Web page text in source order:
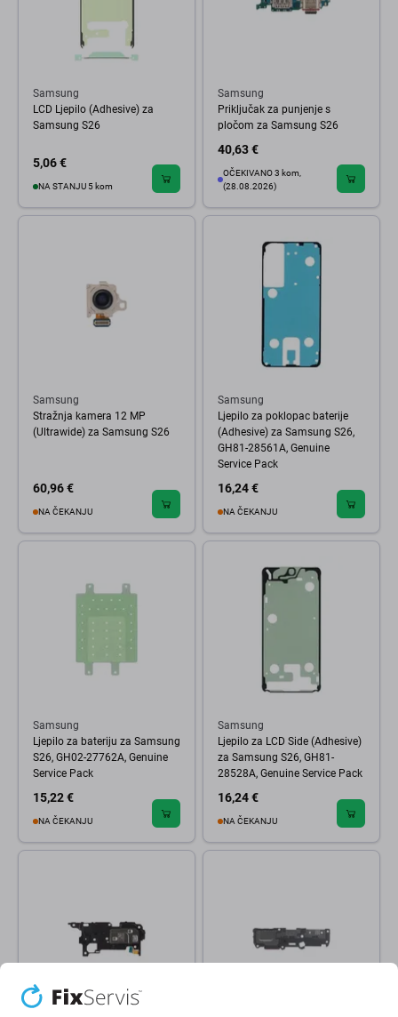
Samsung
LCD Ljepilo (Adhesive) za
Samsung S26
5,06 €
NA STANJU 5 kom
Samsung
Priključak za punjenje s
pločom za Samsung S26
40,63 €
OČEKIVANO 3 kom,
(28.08.2026)
Samsung
Stražnja kamera 12 MP
(Ultrawide) za Samsung S26
60,96 €
NA ČEKANJU
Samsung
Ljepilo za poklopac baterije
(Adhesive) za Samsung S26,
GH81-28561A, Genuine
Service Pack
16,24 €
NA ČEKANJU
Samsung
Ljepilo za bateriju za Samsung
S26, GH02-27762A, Genuine
Service Pack
15,22 €
NA ČEKANJU
Samsung
Ljepilo za LCD Side (Adhesive)
za Samsung S26, GH81-
28528A, Genuine Service Pack
16,24 €
NA ČEKANJU